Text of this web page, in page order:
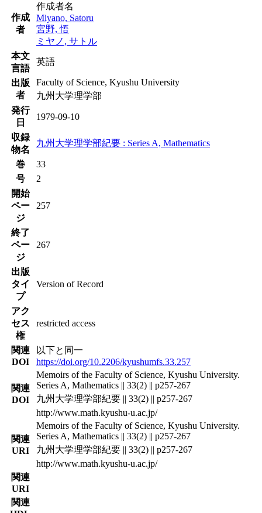
作成
者
作成者名
Miyano, Satoru
宮野, 悟
ミヤノ, サトル
本文
言語
英語
出版
者
Faculty of Science, Kyushu University
九州大学理学部
発行
日
1979-09-10
収録
物名
九州大学理学部紀要 : Series A, Mathematics
巻
33
号
2
開始
ペー
ジ
257
終了
ペー
ジ
267
出版
タイ
プ
Version of Record
アク
セス
権
restricted access
関連
DOI
以下と同一
https://doi.org/10.2206/kyushumfs.33.257
関連
DOI
Memoirs of the Faculty of Science, Kyushu University.
Series A, Mathematics || 33(2) || p257-267
九州大学理学部紀要 || 33(2) || p257-267
http://www.math.kyushu-u.ac.jp/
関連
URI
Memoirs of the Faculty of Science, Kyushu University.
Series A, Mathematics || 33(2) || p257-267
九州大学理学部紀要 || 33(2) || p257-267
http://www.math.kyushu-u.ac.jp/
関連
URI
関連